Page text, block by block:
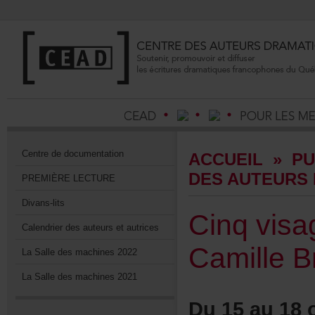
Centrededocumentation
PREMIÈRELECTURE
Divans-lits
Calendrierdesauteursetautrices
LaSalledesmachines2022
LaSalledesmachines2021
ACCUEIL »